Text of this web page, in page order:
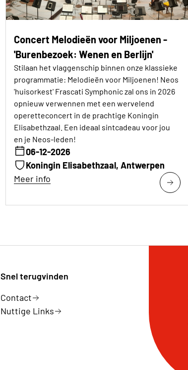
Concert Melodieën voor Miljoenen -
'Burenbezoek: Wenen en Berlijn'
Stilaan het vlaggenschip binnen onze klassieke
programmatie: Melodieën voor Miljoenen! Neos
'huisorkest' Frascati Symphonic zal ons in 2026
opnieuw verwennen met een wervelend
operetteconcert in de prachtige Koningin
Elisabethzaal. Een ideaal sintcadeau voor jou
en je Neos-leden!
06-12-2026
Koningin Elisabethzaal, Antwerpen
Meer info
Snel terugvinden
Contact
Nuttige Links